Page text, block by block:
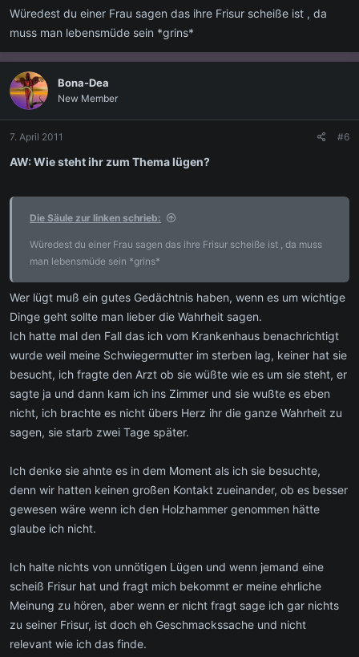
Würedest du einer Frau sagen das ihre Frisur scheiße ist , da
muss man lebensmüde sein *grins*
Bona-Dea
New Member
7. April 2011 #6
AW: Wie steht ihr zum Thema lügen?
Die Säule zur linken schrieb:
Würedest du einer Frau sagen das ihre Frisur scheiße ist , da muss
man lebensmüde sein *grins*
Wer lügt muß ein gutes Gedächtnis haben, wenn es um wichtige
Dinge geht sollte man lieber die Wahrheit sagen.
Ich hatte mal den Fall das ich vom Krankenhaus benachrichtigt
wurde weil meine Schwiegermutter im sterben lag, keiner hat sie
besucht, ich fragte den Arzt ob sie wüßte wie es um sie steht, er
sagte ja und dann kam ich ins Zimmer und sie wußte es eben
nicht, ich brachte es nicht übers Herz ihr die ganze Wahrheit zu
sagen, sie starb zwei Tage später.
Ich denke sie ahnte es in dem Moment als ich sie besuchte,
denn wir hatten keinen großen Kontakt zueinander, ob es besser
gewesen wäre wenn ich den Holzhammer genommen hätte
glaube ich nicht.
Ich halte nichts von unnötigen Lügen und wenn jemand eine
scheiß Frisur hat und fragt mich bekommt er meine ehrliche
Meinung zu hören, aber wenn er nicht fragt sage ich gar nichts
zu seiner Frisur, ist doch eh Geschmackssache und nicht
relevant wie ich das finde.